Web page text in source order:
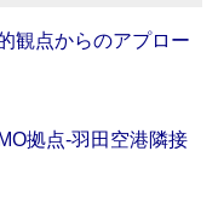
観点からのアプロー
拠点‐羽田空港隣接